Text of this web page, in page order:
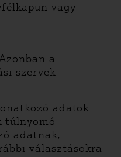
vagy
a
szervek
adatok
túlnyomó
adatnak,
választásokra